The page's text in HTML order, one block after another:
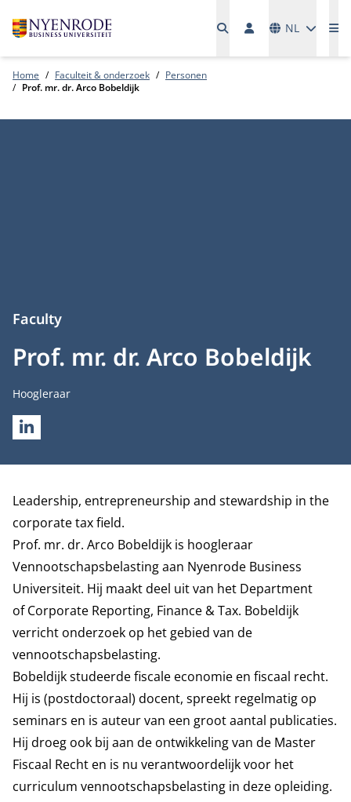
NL
Home Faculteit & onderzoek
Personen
Prof. mr. dr. Arco Bobeldijk
Prof. mr. dr. Arco Bobeldijk
Faculty
Functietitel
Hoogleraar
LINKEDIN
Biografie
Leadership, entrepreneurship and stewardship in the
corporate tax field.
Prof. mr. dr. Arco Bobeldijk is hoogleraar
Vennootschapsbelasting aan Nyenrode Business
Universiteit. Hij maakt deel uit van het Department
of Corporate Reporting, Finance & Tax. Bobeldijk
verricht onderzoek op het gebied van de
vennootschapsbelasting.
Bobeldijk studeerde fiscale economie en fiscaal recht.
Hij is (postdoctoraal) docent, spreekt regelmatig op
seminars en is auteur van een groot aantal publicaties.
Hij droeg ook bij aan de ontwikkeling van de Master
Fiscaal Recht en is nu verantwoordelijk voor het
curriculum vennootschapsbelasting in deze opleiding.